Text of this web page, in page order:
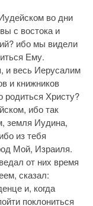
во дни
с востока и
ибо мы видели
Ему.
и весь Иерусалим
и книжников
родиться Христу?
ибо так
земля Иудина,
из тебя
Мой, Израиля.
от них время
сказал:
и, когда
поклониться